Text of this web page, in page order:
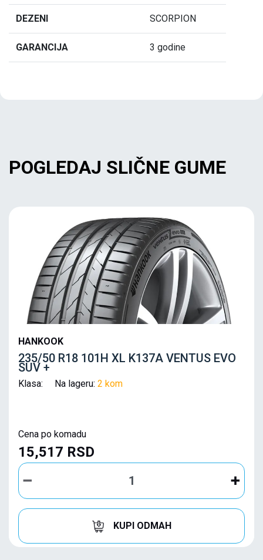
DEZENI SCORPION
GARANCIJA 3 godine
POGLEDAJ SLIČNE GUME
HANKOOK
235/50 R18 101H XL K137A VENTUS EVO
SUV +
Klasa: Na lageru: 2 kom
Cena po komadu
15,517 RSD
KUPI ODMAH